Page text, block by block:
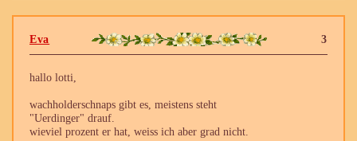
3
Eva
hallo lotti,
wachholderschnaps gibt es, meistens steht
"Uerdinger" drauf.
wieviel prozent er hat, weiss ich aber grad nicht.